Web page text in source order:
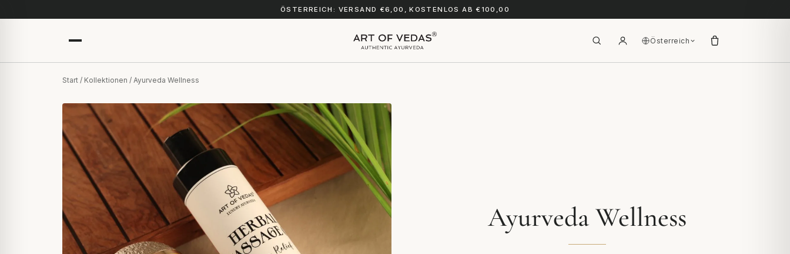
ÖSTERREICH: VERSAND €6,00, KOSTENLOS AB €100,00
Österreich
Start / Kollektionen / Ayurveda Wellness
Ayurveda Wellness